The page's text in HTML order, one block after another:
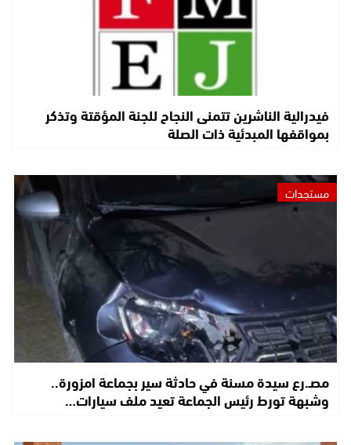
فيدرالية الناشرين تتمنى النجاح للجنة المؤقتة وتذكر
بمواقفها المبدئية ذات الصلة
مستجدات
مصـ.رع سيدة مسنة في حادثة سير بجماعة امزورة..
وشبهة تورط رئيس الجماعة تعيد ملف سيارات…